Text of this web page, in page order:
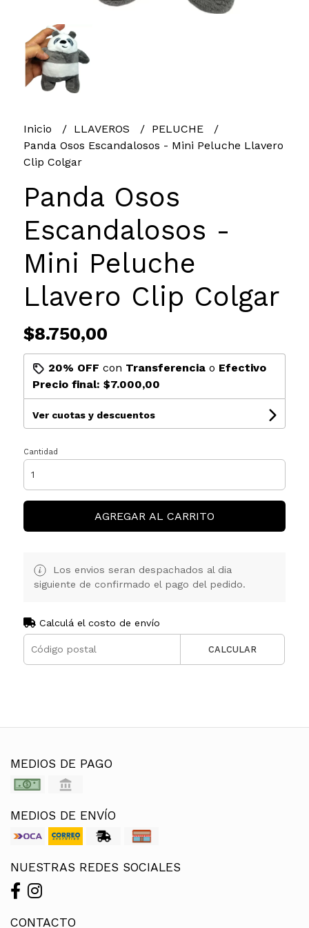
Inicio LLAVEROS
PELUCHE
Panda Osos Escandalosos - Mini Peluche Llavero
Clip Colgar
Panda Osos
Escandalosos -
Mini Peluche
Llavero Clip Colgar
$8.750,00
20% OFF con Transferenciao Efectivo
Precio final: $7.000,00
Ver cuotas y descuentos
Cantidad
AGREGAR AL CARRITO
Los envios seran despachados al dia
siguiente de confirmado el pago del pedido.
Calculá el costo de envío
CALCULAR
MEDIOS DE PAGO
MEDIOS DE ENVÍO
NUESTRAS REDES SOCIALES
CONTACTO